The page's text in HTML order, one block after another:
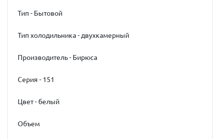
Тип - Бытовой
Тип холодильника - двухкамерный
Производитель - Бирюса
Серия - 151
Цвет - белый
Объем